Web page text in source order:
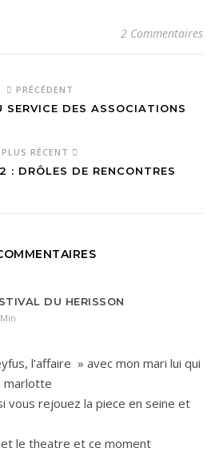
2 Commentaires
PRÉCÉDENT
SERVICE DES ASSOCIATIONS
PLUS RÉCENT
: DRÔLES DE RENCONTRES
DU HERISSON
l’affaire » avec mon mari lui qui
marlotte
vous rejouez la piece en seine et
et le theatre et ce moment